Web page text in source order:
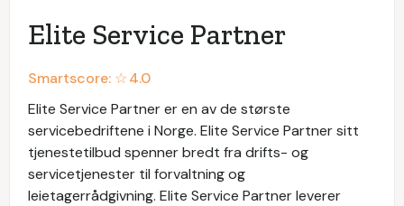
Elite Service Partner
Smartscore: ☆4.0
Elite Service Partner er en av de største
servicebedriftene i Norge. Elite Service Partner sitt
tjenestetilbud spenner bredt fra drifts- og
servicetjenester til forvaltning og
leietagerrådgivning. Elite Service Partner leverer